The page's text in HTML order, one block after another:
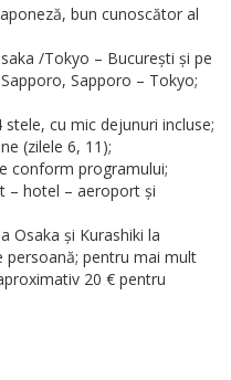
bun cunoscător al
/Tokyo – București și pe
Sapporo – Tokyo;
cu mic dejunuri incluse;
(zilele 6, 11);
conform programului;
– hotel – aeroport și
Osaka și Kurashiki la
pentru mai mult
20 € pentru